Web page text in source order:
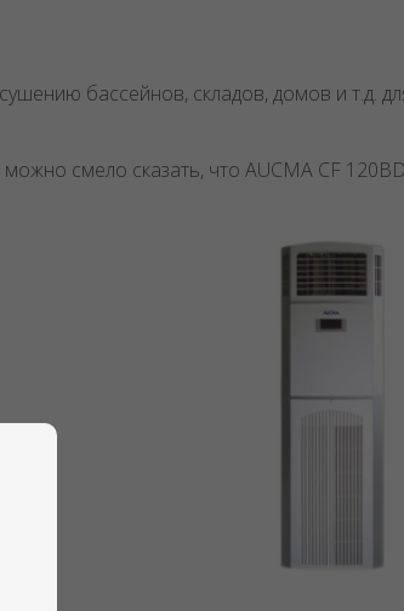
бассейнов, складов, домов и т.д.
смело сказать, что AUCMA CF